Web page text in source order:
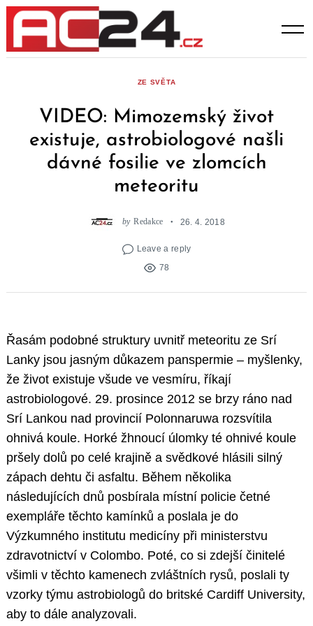
Skip
content
ZE SVĚTA
VIDEO: Mimozemský život
existuje, astrobiologové našli
dávné fosilie ve zlomcích
meteoritu
by Redakce 26. 4. 2018
Leave a reply
78
Řasám podobné struktury uvnitř meteoritu ze Srí
Lanky jsou jasným důkazem panspermie – myšlenky,
že život existuje všude ve vesmíru, říkají
astrobiologové. 29. prosince 2012 se brzy ráno nad
Srí Lankou nad provincií Polonnaruwa rozsvítila
ohnivá koule. Horké žhnoucí úlomky té ohnivé koule
pršely dolů po celé krajině a svědkové hlásili silný
zápach dehtu či asfaltu. Během několika
následujících dnů posbírala místní policie četné
exempláře těchto kamínků a poslala je do
Výzkumného institutu medicíny při ministerstvu
zdravotnictví v Colombo. Poté, co si zdejší činitelé
všimli v těchto kamenech zvláštních rysů, poslali ty
vzorky týmu astrobiologů do britské Cardiff University,
aby to dále analyzovali.